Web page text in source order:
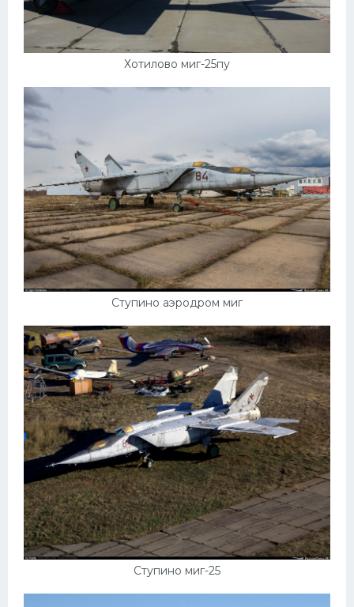
Хотилово миг-25пу
Ступино аэродром миг
Ступино миг-25
Велосипеды
Прогулочные суда
Хендай
Лимузины
Камаз
Автобусы
Хонда
Грузовики
Шевроле
Кадиллак
Автокемпер
Феррари
Поезда
Мотоциклы
Ямаха
Додж
Ява
Спецтехника